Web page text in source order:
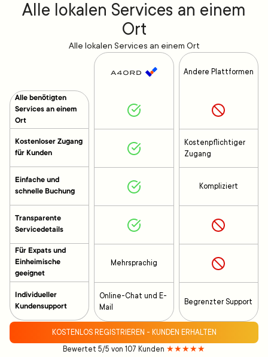
Alle lokalen Services an einem
Ort
Alle lokalen Services an einem Ort
Alle benötigten
Services an einem
Ort
Kostenloser Zugang
für Kunden
Einfache und
schnelle Buchung
Transparente
Servicedetails
Für Expats und
Einheimische
geeignet
Individueller
Kundensupport
Mehrsprachig
Online-Chat und E-
Mail
Andere Plattformen
Kostenpflichtiger
Zugang
Kompliziert
Begrenzter Support
KOSTENLOS REGISTRIEREN - KUNDEN ERHALTEN
Bewertet 5/5 von 107 Kunden ★★★★★